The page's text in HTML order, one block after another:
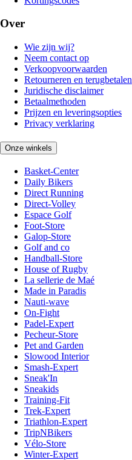
Over
Wie zijn wij?
Neem contact op
Verkoopvoorwaarden
Retourneren en terugbetalen
Juridische disclaimer
Betaalmethoden
Prijzen en leveringsopties
Privacy verklaring
Onze winkels
Basket-Center
Daily Bikers
Direct Running
Direct-Volley
Espace Golf
Foot-Store
Galop-Store
Golf and co
Handball-Store
House of Rugby
La sellerie de Maé
Made in Paradis
Nauti-wave
On-Fight
Padel-Expert
Pecheur-Store
Pet and Garden
Slowood Interior
Smash-Expert
Sneak'In
Sneakids
Training-Fit
Trek-Expert
Triathlon-Expert
TripNBikers
Vélo-Store
Winter-Expert